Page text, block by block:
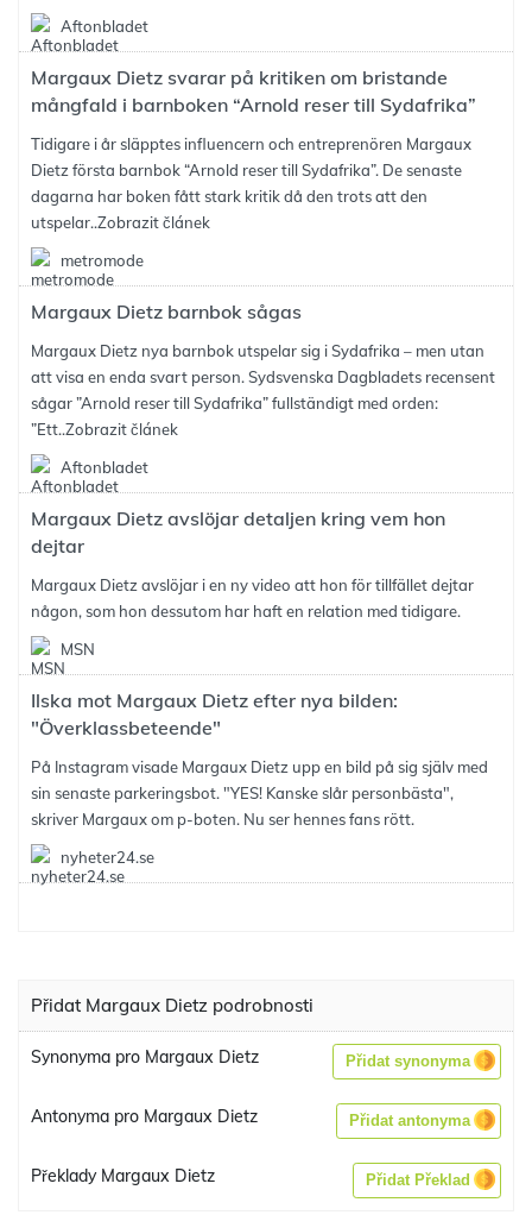
Aftonbladet
Margaux Dietz svarar på kritiken om bristande
mångfald i barnboken “Arnold reser till Sydafrika”
Tidigare i år släpptes influencern och entreprenören Margaux
Dietz första barnbok “Arnold reser till Sydafrika”. De senaste
dagarna har boken fått stark kritik då den trots att den
utspelar..Zobrazit článek
metromode
Margaux Dietz barnbok sågas
Margaux Dietz nya barnbok utspelar sig i Sydafrika – men utan
att visa en enda svart person. Sydsvenska Dagbladets recensent
sågar ”Arnold reser till Sydafrika” fullständigt med orden:
”Ett..Zobrazit článek
Aftonbladet
Margaux Dietz avslöjar detaljen kring vem hon
dejtar
Margaux Dietz avslöjar i en ny video att hon för tillfället dejtar
någon, som hon dessutom har haft en relation med tidigare.
MSN
Ilska mot Margaux Dietz efter nya bilden:
"Överklassbeteende"
På Instagram visade Margaux Dietz upp en bild på sig själv med
sin senaste parkeringsbot. "YES! Kanske slår personbästa",
skriver Margaux om p-boten. Nu ser hennes fans rött.
nyheter24.se
Přidat Margaux Dietz podrobnosti
Synonyma pro Margaux Dietz Přidat synonyma
Antonyma pro Margaux Dietz Přidat antonyma
Překlady Margaux Dietz Přidat Překlad